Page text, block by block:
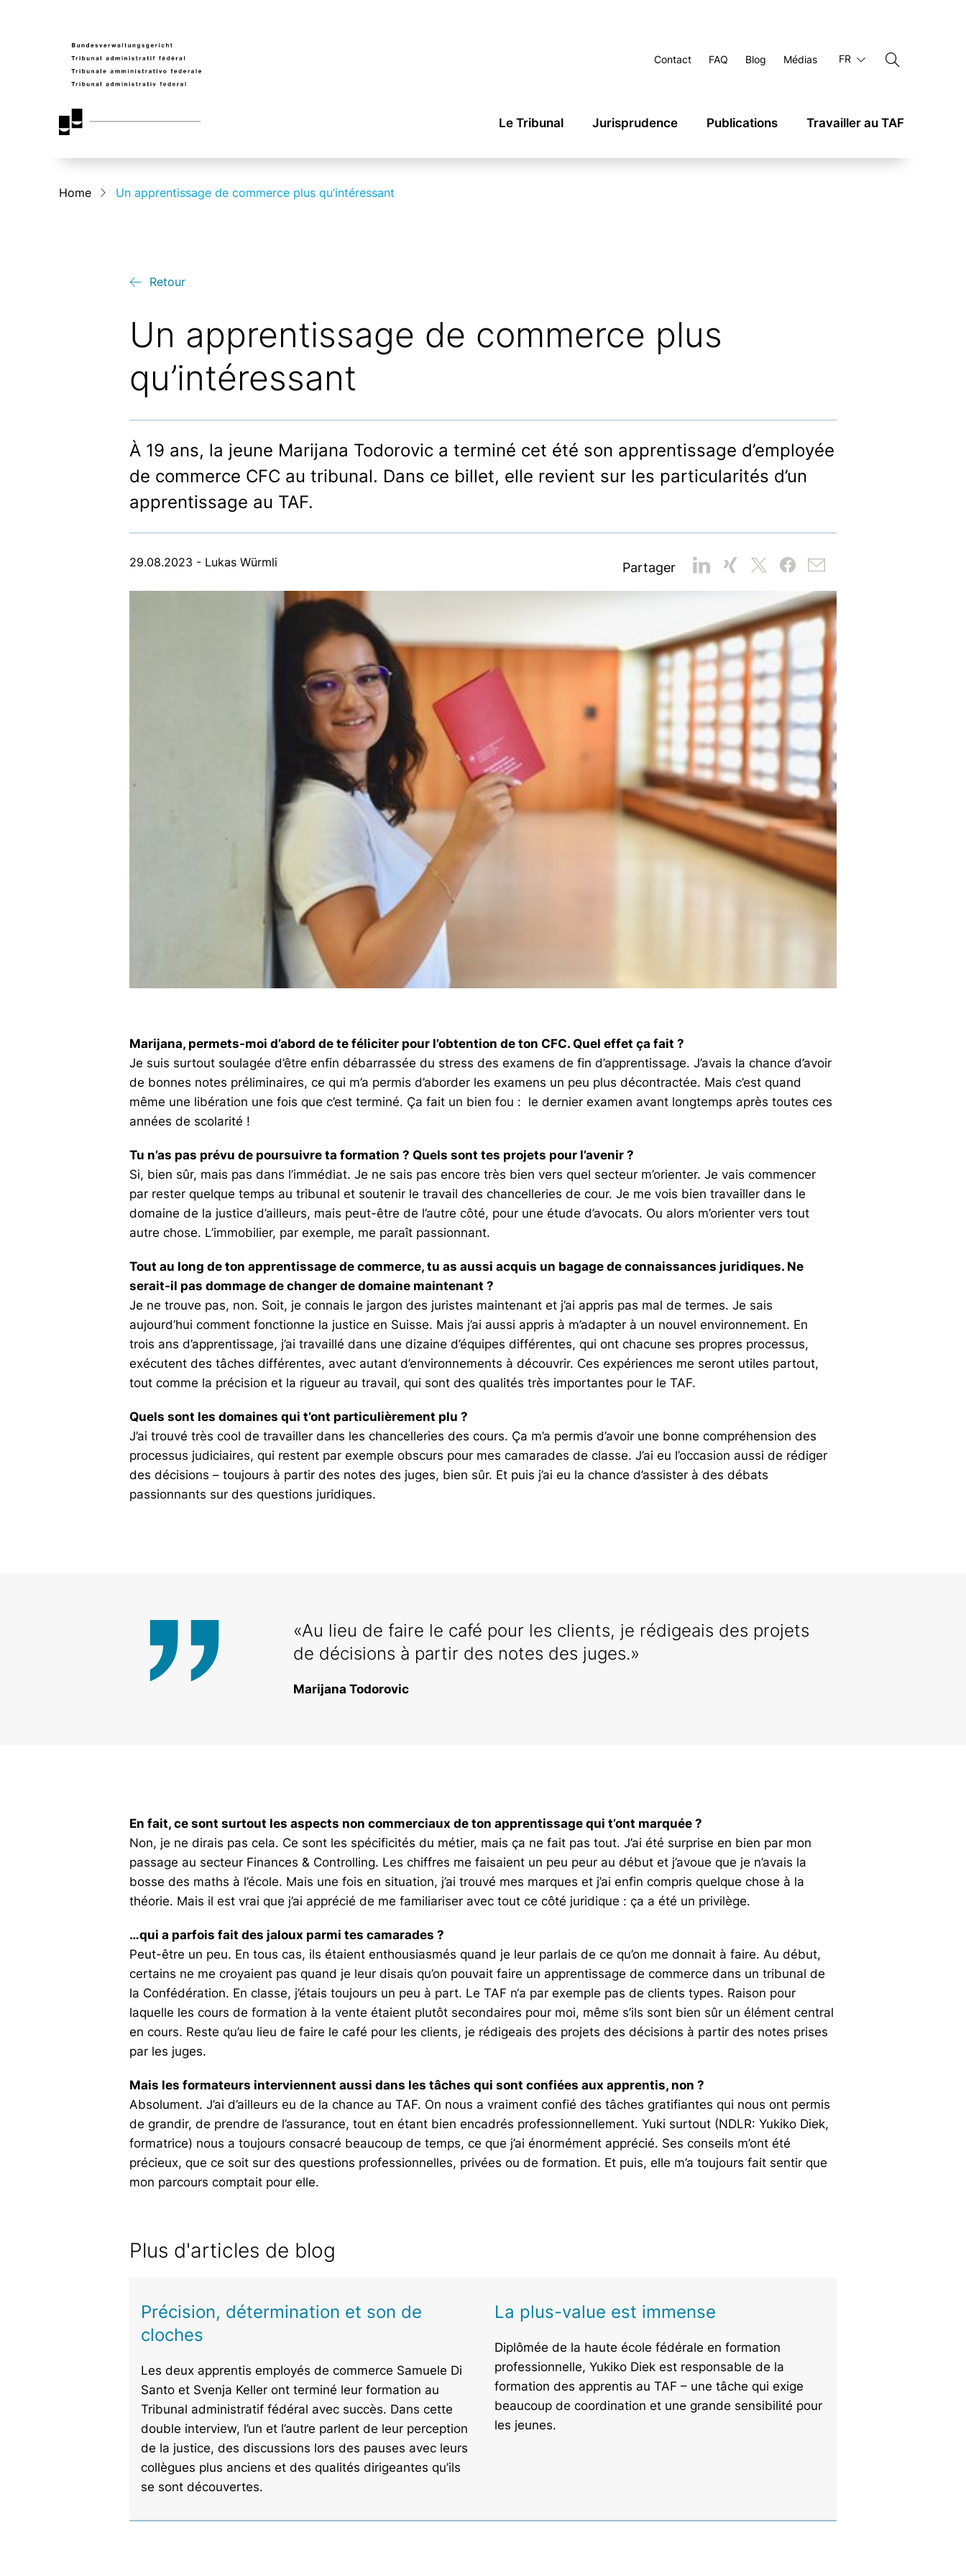
Contact FAQ Blog Médias FR
Le Tribunal Jurisprudence Publications Travailler au TAF
Home Un apprentissage de commerce plus qu’intéressant
Retour
Un apprentissage de commerce plus
qu’intéressant
À 19 ans, la jeune Marijana Todorovic a terminé cet été son apprentissage d’employée
de commerce CFC au tribunal. Dans ce billet, elle revient sur les particularités d’un
apprentissage au TAF.
29.08.2023 - Lukas Würmli Partager
Marijana, permets-moi d’abord de te féliciter pour l’obtention de ton CFC. Quel effet ça fait ?
Je suis surtout soulagée d’être enfin débarrassée du stress des examens de fin d’apprentissage. J’avais la chance d’avoir
de bonnes notes préliminaires, ce qui m’a permis d’aborder les examens un peu plus décontractée. Mais c’est quand
même une libération une fois que c’est terminé. Ça fait un bien fou : le dernier examen avant longtemps après toutes ces
années de scolarité !
Tu n’as pas prévu de poursuivre ta formation ? Quels sont tes projets pour l’avenir ?
Si, bien sûr, mais pas dans l’immédiat. Je ne sais pas encore très bien vers quel secteur m’orienter. Je vais commencer
par rester quelque temps au tribunal et soutenir le travail des chancelleries de cour. Je me vois bien travailler dans le
domaine de la justice d’ailleurs, mais peut-être de l’autre côté, pour une étude d’avocats. Ou alors m’orienter vers tout
autre chose. L’immobilier, par exemple, me paraît passionnant.
Tout au long de ton apprentissage de commerce, tu as aussi acquis un bagage de connaissances juridiques. Ne
serait-il pas dommage de changer de domaine maintenant ?
Je ne trouve pas, non. Soit, je connais le jargon des juristes maintenant et j’ai appris pas mal de termes. Je sais
aujourd’hui comment fonctionne la justice en Suisse. Mais j’ai aussi appris à m’adapter à un nouvel environnement. En
trois ans d’apprentissage, j’ai travaillé dans une dizaine d’équipes différentes, qui ont chacune ses propres processus,
exécutent des tâches différentes, avec autant d’environnements à découvrir. Ces expériences me seront utiles partout,
tout comme la précision et la rigueur au travail, qui sont des qualités très importantes pour le TAF.
Quels sont les domaines qui t’ont particulièrement plu ?
J’ai trouvé très cool de travailler dans les chancelleries des cours. Ça m’a permis d’avoir une bonne compréhension des
processus judiciaires, qui restent par exemple obscurs pour mes camarades de classe. J’ai eu l’occasion aussi de rédiger
des décisions – toujours à partir des notes des juges, bien sûr. Et puis j’ai eu la chance d’assister à des débats
passionnants sur des questions juridiques.
«Au lieu de faire le café pour les clients, je rédigeais des projets
de décisions à partir des notes des juges.»
Marijana Todorovic
En fait, ce sont surtout les aspects non commerciaux de ton apprentissage qui t’ont marquée ?
Non, je ne dirais pas cela. Ce sont les spécificités du métier, mais ça ne fait pas tout. J’ai été surprise en bien par mon
passage au secteur Finances & Controlling. Les chiffres me faisaient un peu peur au début et j’avoue que je n’avais la
bosse des maths à l’école. Mais une fois en situation, j’ai trouvé mes marques et j’ai enfin compris quelque chose à la
théorie. Mais il est vrai que j’ai apprécié de me familiariser avec tout ce côté juridique : ça a été un privilège.
…qui a parfois fait des jaloux parmi tes camarades ?
Peut-être un peu. En tous cas, ils étaient enthousiasmés quand je leur parlais de ce qu’on me donnait à faire. Au début,
certains ne me croyaient pas quand je leur disais qu’on pouvait faire un apprentissage de commerce dans un tribunal de
la Confédération. En classe, j’étais toujours un peu à part. Le TAF n‘a par exemple pas de clients types. Raison pour
laquelle les cours de formation à la vente étaient plutôt secondaires pour moi, même s’ils sont bien sûr un élément central
en cours. Reste qu’au lieu de faire le café pour les clients, je rédigeais des projets des décisions à partir des notes prises
par les juges.
Mais les formateurs interviennent aussi dans les tâches qui sont confiées aux apprentis, non ?
Absolument. J’ai d’ailleurs eu de la chance au TAF. On nous a vraiment confié des tâches gratifiantes qui nous ont permis
de grandir, de prendre de l’assurance, tout en étant bien encadrés professionnellement. Yuki surtout (NDLR: Yukiko Diek,
formatrice) nous a toujours consacré beaucoup de temps, ce que j’ai énormément apprécié. Ses conseils m’ont été
précieux, que ce soit sur des questions professionnelles, privées ou de formation. Et puis, elle m’a toujours fait sentir que
mon parcours comptait pour elle.
Plus d'articles de blog
Précision, détermination et son de
cloches
Les deux apprentis employés de commerce Samuele Di
Santo et Svenja Keller ont terminé leur formation au
Tribunal administratif fédéral avec succès. Dans cette
double interview, l’un et l’autre parlent de leur perception
de la justice, des discussions lors des pauses avec leurs
collègues plus anciens et des qualités dirigeantes qu’ils
se sont découvertes.
La plus-value est immense
Diplômée de la haute école fédérale en formation
professionnelle, Yukiko Diek est responsable de la
formation des apprentis au TAF – une tâche qui exige
beaucoup de coordination et une grande sensibilité pour
les jeunes.